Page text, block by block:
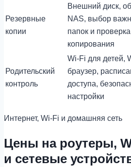
Резервные
копии
Внешний диск,
NAS, выбор
папок и проверка
копирования
Родительский
контроль
Wi-Fi для детей,
браузер,
доступа,
настройки
Интернет, Wi-Fi и домашняя сеть
Цены на роутеры,
и сетевые